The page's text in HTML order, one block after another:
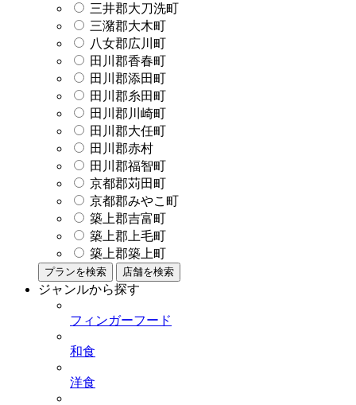
三井郡大刀洗町
三潴郡大木町
八女郡広川町
田川郡香春町
田川郡添田町
田川郡糸田町
田川郡川崎町
田川郡大任町
田川郡赤村
田川郡福智町
京都郡苅田町
京都郡みやこ町
築上郡吉富町
築上郡上毛町
築上郡築上町
プランを検索 店舗を検索
ジャンルから探す
フィンガーフード
和食
洋食